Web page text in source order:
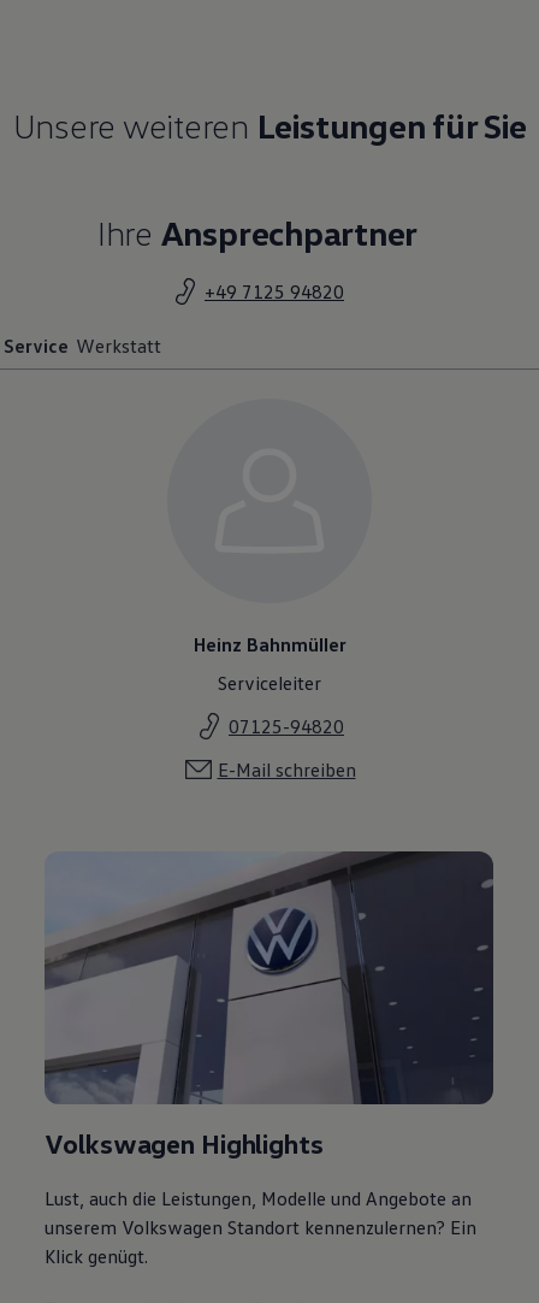
Unsere weiteren Leistungen für Sie
Ihre Ansprechpartner
+49 7125 94820
Service Werkstatt
Heinz Bahnmüller
Serviceleiter
07125-94820
E-Mail schreiben
Volkswagen Highlights
Lust, auch die Leistungen, Modelle und Angebote an
unserem Volkswagen Standort kennenzulernen? Ein
Klick genügt.